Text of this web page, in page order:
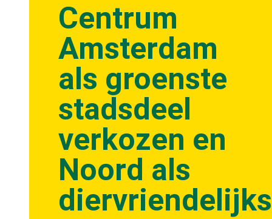
Centrum
Amsterdam
als groenste
stadsdeel
verkozen en
Noord als